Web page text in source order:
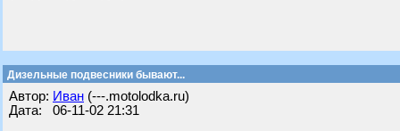
Дизельные подвесники бывают...
Автор: Иван (---.motolodka.ru)
Дата: 06-11-02 21:31